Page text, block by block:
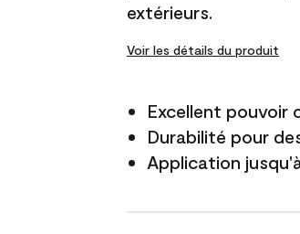
extérieurs.
Voir les détails du produit
Excellent pouvoir
Durabilité pour
Application